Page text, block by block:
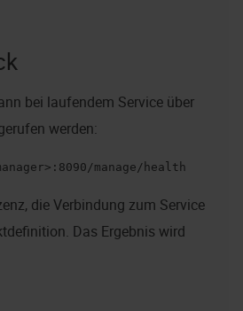
bei laufendem Service über
werden:
manage/health
die Verbindung zum Service
Das Ergebnis wird